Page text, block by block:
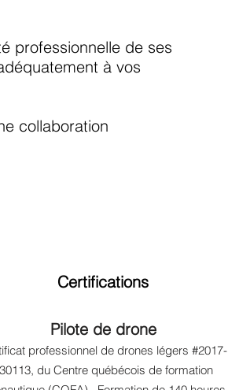
professionnelle de ses
à vos
collaboration
Certifications
Pilote de drone
professionnel de drones légers #2017-
du Centre québécois de formation